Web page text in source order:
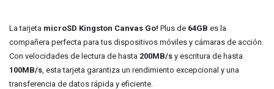
La tarjeta microSD Kingston Canvas Go! Plus de 64GB es la
compañera perfecta para tus dispositivos móviles y cámaras de acción.
Con velocidades de lectura de hasta 200MB/s y escritura de hasta
100MB/s, esta tarjeta garantiza un rendimiento excepcional y una
transferencia de datos rápida y eficiente.